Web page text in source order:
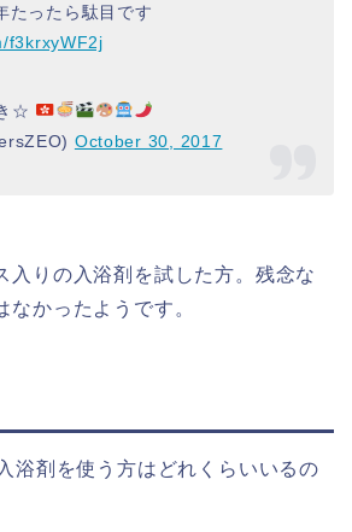
たったら駄目です
f3krxyWF2j
☆
October 30, 2017
入りの入浴剤を試した方。残念な
なかったようです。
浴剤を使う方はどれくらいいるの